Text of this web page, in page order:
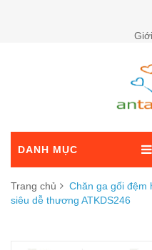
DANH MỤC
Trang chủ
Chăn ga gối đệm
siêu dễ thương ATKDS246